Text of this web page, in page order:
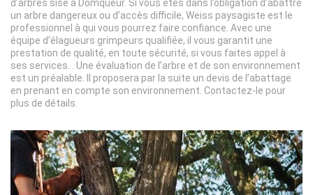
d’arbres sise à Domqueur. Si vous êtes dans l’obligation d’abattre
un arbre dangereux ou d’accès difficile, Weiss paysagiste est le
professionnel à qui vous pourrez faire confiance. Avec une
équipe d’élagueurs grimpeurs qualifiée, il vous garantit une
prestation de qualité, en toute sécurité, si vous faites appel à
ses services. . Une évaluation de l’arbre et de son environnement
est un préalable. Il proposera par la suite un devis de l’abattage
en prenant en compte son environnement. Contactez-le pour
plus de détails.